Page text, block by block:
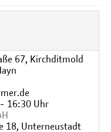
67, Kirchditmold
16:30 Uhr
18, Unterneustadt